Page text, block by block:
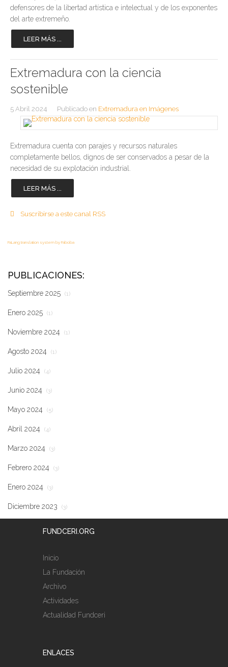
defensores de la libertad artística e intelectual y de los exponentes
del arte extremeño.
LEER MÁS ...
Extremadura con la ciencia
sostenible
5 Abril 2024 Publicado en Extremadura en Imágenes
Extremadura cuenta con parajes y recursos naturales
completamente bellos, dignos de ser conservados a pesar de la
necesidad de su explotación industrial.
LEER MÁS ...
Suscribirse a este canal RSS
FaLang translation system by Faboba
PUBLICACIONES:
Septiembre 2025 (1)
Enero 2025 (1)
Noviembre 2024 (1)
Agosto 2024 (1)
Julio 2024 (4)
Junio 2024 (3)
Mayo 2024 (5)
Abril 2024 (4)
Marzo 2024 (3)
Febrero 2024 (3)
Enero 2024 (3)
Diciembre 2023 (3)
FUNDCERI.ORG
Inicio
La Fundación
Archivo
Actividades
Actualidad Fundceri
ENLACES